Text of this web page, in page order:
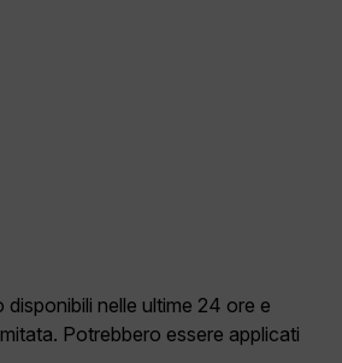
nelle ultime 24 ore e
Potrebbero essere applicati